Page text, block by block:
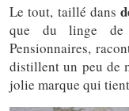
Le tout, taillé dans
que du linge de
Pensionnaires,
distillent un peu de
jolie marque qui